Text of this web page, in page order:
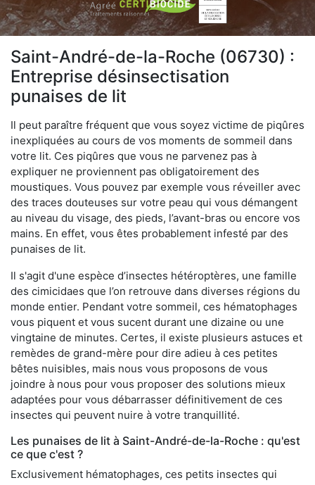
Saint-André-de-la-Roche (06730) :
Entreprise désinsectisation
punaises de lit
Il peut paraître fréquent que vous soyez victime de piqûres
inexpliquées au cours de vos moments de sommeil dans
votre lit. Ces piqûres que vous ne parvenez pas à
expliquer ne proviennent pas obligatoirement des
moustiques. Vous pouvez par exemple vous réveiller avec
des traces douteuses sur votre peau qui vous démangent
au niveau du visage, des pieds, l’avant-bras ou encore vos
mains. En effet, vous êtes probablement infesté par des
punaises de lit.
Il s'agit d'une espèce d’insectes hétéroptères, une famille
des cimicidaes que l’on retrouve dans diverses régions du
monde entier. Pendant votre sommeil, ces hématophages
vous piquent et vous sucent durant une dizaine ou une
vingtaine de minutes. Certes, il existe plusieurs astuces et
remèdes de grand-mère pour dire adieu à ces petites
bêtes nuisibles, mais nous vous proposons de vous
joindre à nous pour vous proposer des solutions mieux
adaptées pour vous débarrasser définitivement de ces
insectes qui peuvent nuire à votre tranquillité.
Les punaises de lit à Saint-André-de-la-Roche : qu'est
ce que c'est ?
Exclusivement hématophages, ces petits insectes qui